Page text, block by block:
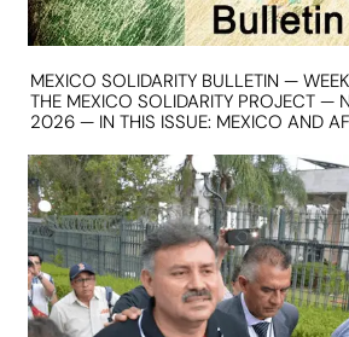
MEXICO SOLIDARITY BULLETIN —
THE MEXICO SOLIDARITY PROJECT
2026 — IN THIS ISSUE: MEXICO AND